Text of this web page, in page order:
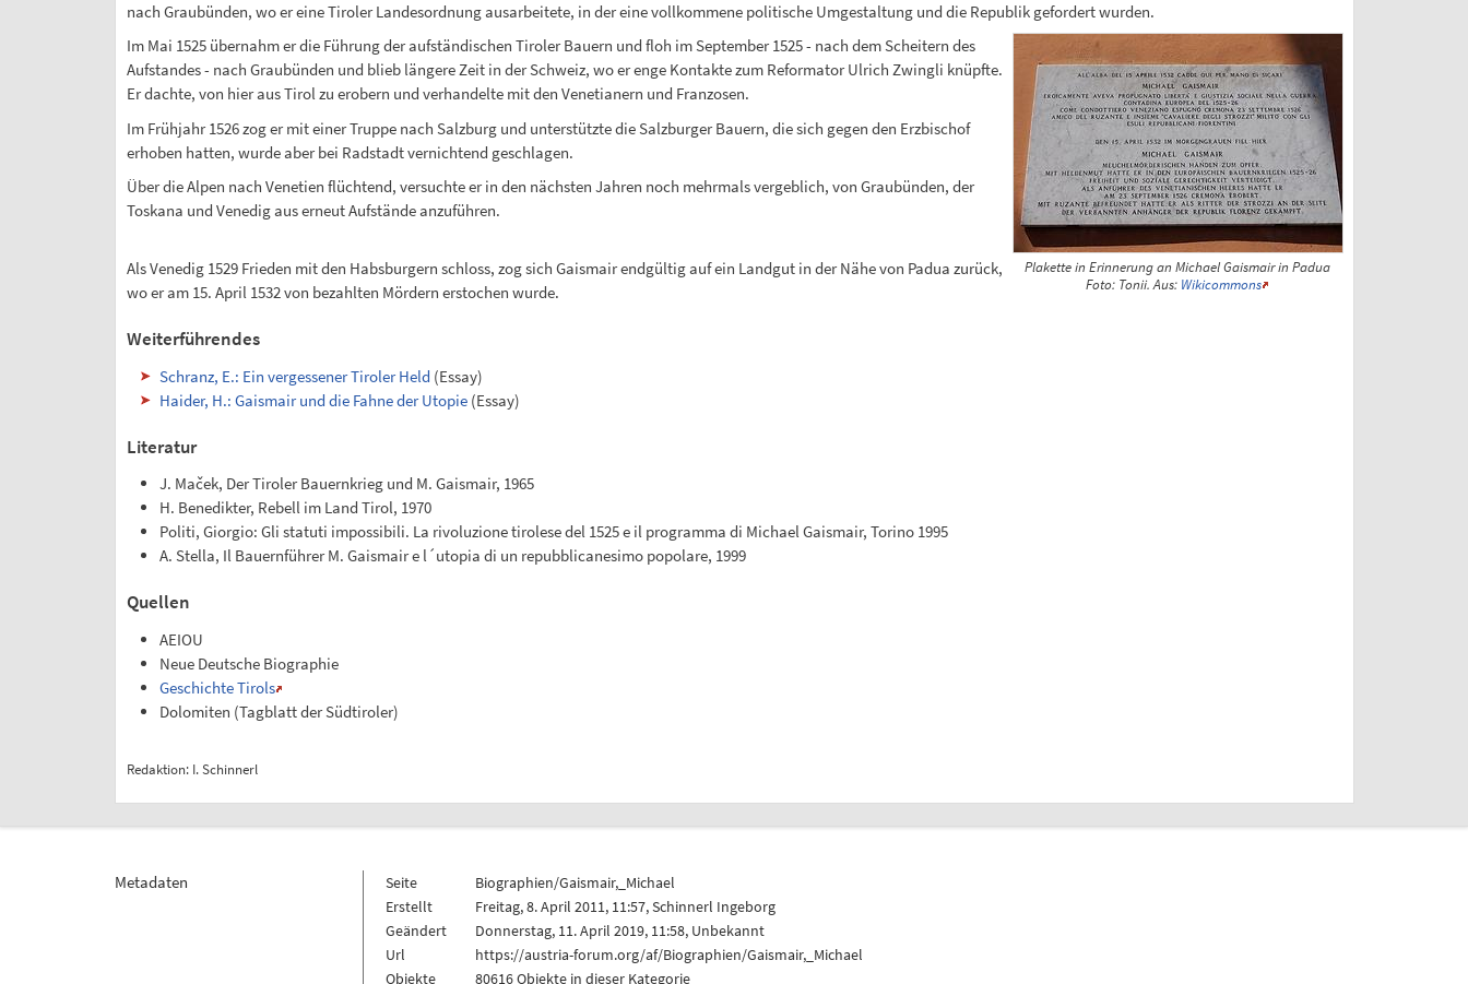
nach Graubünden, wo er eine Tiroler Landesordnung ausarbeitete, in der eine vollkommene politische Umgestaltung und die Republik gefordert wurden.
Plakette in Erinnerung an Michael Gaismair in Padua
Foto: Tonii. Aus: Wikicommons
Im Mai 1525 übernahm er die Führung der aufständischen Tiroler Bauern und floh im September 1525 - nach dem Scheitern des
Aufstandes - nach Graubünden und blieb längere Zeit in der Schweiz, wo er enge Kontakte zum Reformator Ulrich Zwingli knüpfte.
Er dachte, von hier aus Tirol zu erobern und verhandelte mit den Venetianern und Franzosen.
Im Frühjahr 1526 zog er mit einer Truppe nach Salzburg und unterstützte die Salzburger Bauern, die sich gegen den Erzbischof
erhoben hatten, wurde aber bei Radstadt vernichtend geschlagen.
Über die Alpen nach Venetien flüchtend, versuchte er in den nächsten Jahren noch mehrmals vergeblich, von Graubünden, der
Toskana und Venedig aus erneut Aufstände anzuführen.
Als Venedig 1529 Frieden mit den Habsburgern schloss, zog sich Gaismair endgültig auf ein Landgut in der Nähe von Padua zurück,
wo er am 15. April 1532 von bezahlten Mördern erstochen wurde.
Weiterführendes
Schranz, E.: Ein vergessener Tiroler Held (Essay)
Haider, H.: Gaismair und die Fahne der Utopie (Essay)
Literatur
J. Maček, Der Tiroler Bauernkrieg und M. Gaismair, 1965
H. Benedikter, Rebell im Land Tirol, 1970
Politi, Giorgio: Gli statuti impossibili. La rivoluzione tirolese del 1525 e il programma di Michael Gaismair, Torino 1995
A. Stella, Il Bauernführer M. Gaismair e l´utopia di un repubblicanesimo popolare, 1999
Quellen
AEIOU
Neue Deutsche Biographie
Geschichte Tirols
Dolomiten (Tagblatt der Südtiroler)
Redaktion: I. Schinnerl
Metadaten Seite
Biographien/Gaismair,_Michael
Erstellt
Freitag, 8. April 2011, 11:57,Schinnerl Ingeborg
Geändert
Donnerstag, 11. April 2019, 11:58, Unbekannt
Url
https://austria-forum.org/af/Biographien/Gaismair,_Michael
Objekte
80616 Objekte in dieser Kategorie